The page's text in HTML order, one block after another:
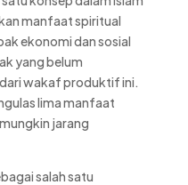
manfaat spiritual
ekonomi dan sosial
yang belum
wakaf produktif ini.
lima manfaat
jarang
salah satu